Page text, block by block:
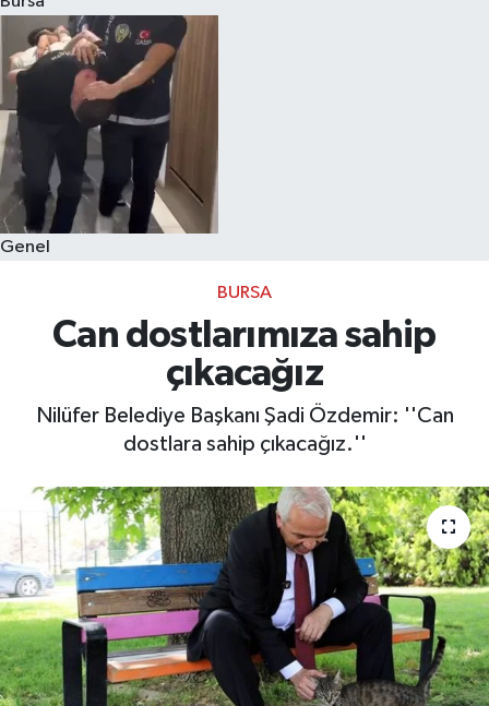
Genel
BURSA
Can dostlarımıza sahip
çıkacağız
Nilüfer Belediye Başkanı Şadi Özdemir: ''Can
dostlara sahip çıkacağız.''
Eğitim
Sağlık
Magazin
Kültür & Sanat
Bilim
Genel
Bilim, Teknoloji